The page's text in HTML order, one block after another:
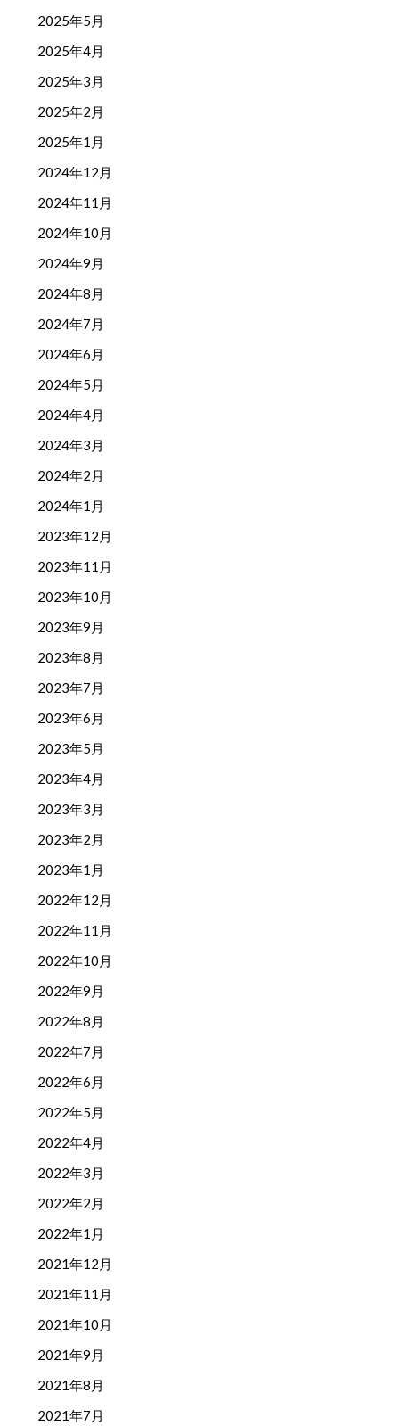
2025年5月
2025年4月
2025年3月
2025年2月
2025年1月
2024年12月
2024年11月
2024年10月
2024年9月
2024年8月
2024年7月
2024年6月
2024年5月
2024年4月
2024年3月
2024年2月
2024年1月
2023年12月
2023年11月
2023年10月
2023年9月
2023年8月
2023年7月
2023年6月
2023年5月
2023年4月
2023年3月
2023年2月
2023年1月
2022年12月
2022年11月
2022年10月
2022年9月
2022年8月
2022年7月
2022年6月
2022年5月
2022年4月
2022年3月
2022年2月
2022年1月
2021年12月
2021年11月
2021年10月
2021年9月
2021年8月
2021年7月